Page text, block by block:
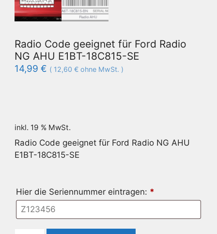
Radio Code geeignet für Ford Radio
NG AHU E1BT-18C815-SE
14,99 € ( 12,60 € ohne MwSt. )
inkl. 19 % MwSt.
Radio Code geeignet für Ford Radio NG AHU
E1BT-18C815-SE
Hier die Seriennummer eintragen: *